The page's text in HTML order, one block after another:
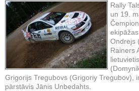
Rally
un 19.
Ondrejs
Rainers
Grigorijs Tregubovs (Grigoriy Tregubov),
pārstāvis Jānis Unbedahts.